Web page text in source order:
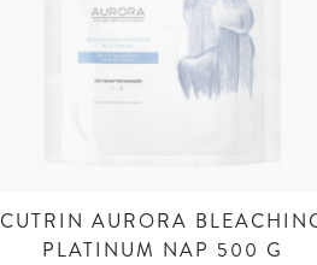
CUTRIN AURORA
PLATINUM NAP 500 G